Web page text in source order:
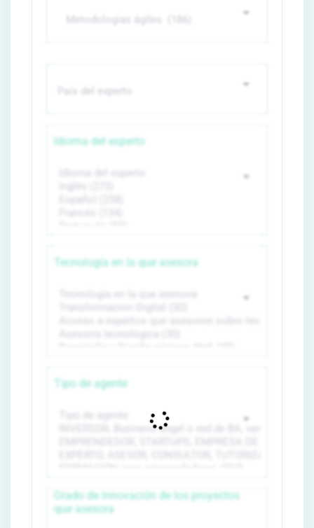
Idioma del experto
Tecnología en la que asesora
Tipo de agente
Grado de innovación de los proyectos
que asesora